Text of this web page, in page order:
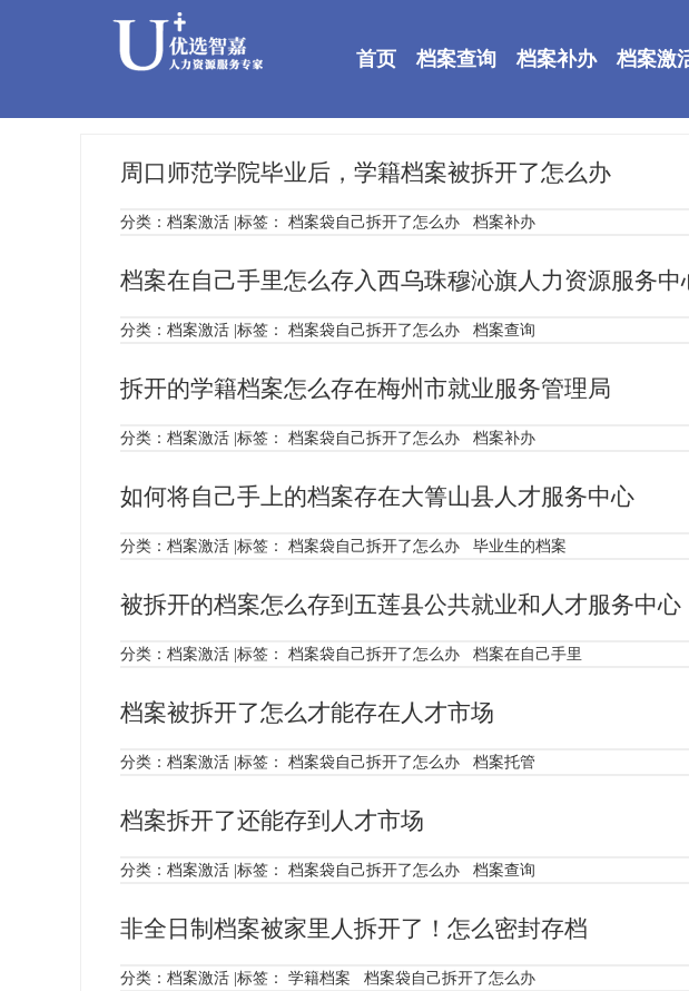
首页 档案查询 档案补办 档案激
周口师范学院毕业后，学籍档案被拆开了怎么办
分类： 档案激活 |标签： 档案袋自己拆开了怎么办 档案补办
档案在自己手里怎么存入西乌珠穆沁旗人力资源服务中
分类： 档案激活 |标签： 档案袋自己拆开了怎么办 档案查询
拆开的学籍档案怎么存在梅州市就业服务管理局
分类： 档案激活 |标签： 档案袋自己拆开了怎么办 档案补办
如何将自己手上的档案存在大箐山县人才服务中心
分类： 档案激活 |标签： 档案袋自己拆开了怎么办 毕业生的档案
被拆开的档案怎么存到五莲县公共就业和人才服务中心
分类： 档案激活 |标签： 档案袋自己拆开了怎么办 档案在自己手里
档案被拆开了怎么才能存在人才市场
分类： 档案激活 |标签： 档案袋自己拆开了怎么办 档案托管
档案拆开了还能存到人才市场
分类： 档案激活 |标签： 档案袋自己拆开了怎么办 档案查询
非全日制档案被家里人拆开了！怎么密封存档
分类： 档案激活 |标签： 学籍档案 档案袋自己拆开了怎么办